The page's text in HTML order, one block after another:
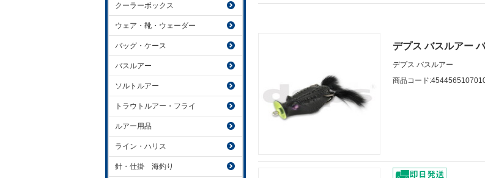
デプス バスルアー
デプス バスルアー
商品コード
クーラーボックス
ウェア・靴・ウェーダー
バッグ・ケース
バスルアー
ソルトルアー
トラウトルアー・フライ
ルアー用品
ライン・ハリス
針・仕掛 海釣り